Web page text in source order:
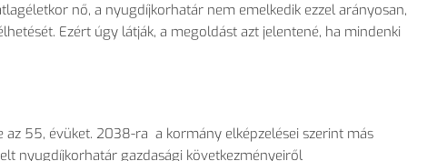
nő, a nyugdíjkorhatár nem emelkedik ezzel arányosan,
Ezért úgy látják, a megoldást azt jelentené, ha mindenki
55, évüket. 2038-ra a kormány elképzelései szerint más
nyugdíjkorhatár gazdasági következményeiről